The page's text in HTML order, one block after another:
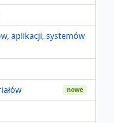
aplikacji, systemów
nowe